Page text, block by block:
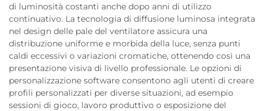
di luminosità costanti anche dopo anni di utilizzo
continuativo. La tecnologia di diffusione luminosa integrata
nel design delle pale del ventilatore assicura una
distribuzione uniforme e morbida della luce, senza punti
caldi eccessivi o variazioni cromatiche, ottenendo così una
presentazione visiva di livello professionale. Le opzioni di
personalizzazione software consentono agli utenti di creare
profili personalizzati per diverse situazioni, ad esempio
sessioni di gioco, lavoro produttivo o esposizione del